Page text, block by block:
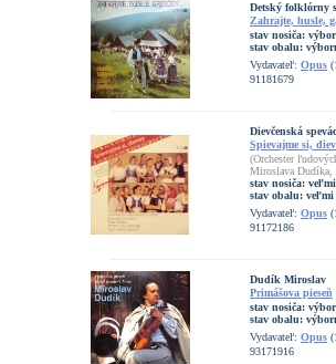
Detský folklórny
Zahrajte, husle,
stav nosiča:
stav obalu:
Vydavateľ: Opus
91181679
Dievčenská
Spievajme si,
(Orchester
Miroslava Dudíka,
stav nosiča:
stav obalu: veľmi
Vydavateľ: Opus
91172186
Dudík Miroslav
Primášova pieseň
stav nosiča:
stav obalu:
Vydavateľ: Opus
93171916